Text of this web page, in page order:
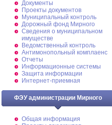
Документы
Проекты документов
Муниципальный контроль
Дорожный фонд Мирного
Cведения о муниципальном
имуществе
Ведомственный контроль
Антимонопольный комплаенс
Отчеты
Информационные системы
Защита информации
Интернет-приемная
ФЭУ администрации Мирного
Общая информация